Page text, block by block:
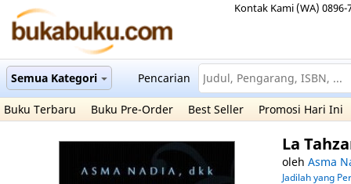
Kontak Kami (WA) 0896-
Semua Kategori Pencarian
Buku Terbaru Buku Pre-Order Best Seller Promosi Hari Ini
La
oleh Asma
Jadilah yang